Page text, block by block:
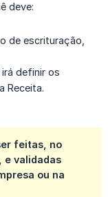
deve:
de escrituração,
irá definir os
Receita.
feitas, no
e validadas
ou na